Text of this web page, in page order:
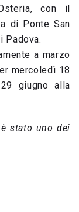
con il
di Ponte San
Padova.
a marzo
mercoledì 18
giugno alla
è stato uno dei